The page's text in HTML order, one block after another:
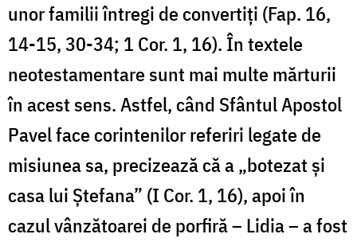
unor familii întregi de convertiți (Fap. 16,
14-15, 30-34; 1 Cor. 1, 16). În textele
neotestamentare sunt mai multe mărturii
în acest sens. Astfel, când Sfântul Apostol
Pavel face corintenilor referiri legate de
misiunea sa, precizează că a „botezat și
casa lui Ștefana” (I Cor. 1, 16), apoi în
cazul vânzătoarei de porfiră – Lidia – a fost